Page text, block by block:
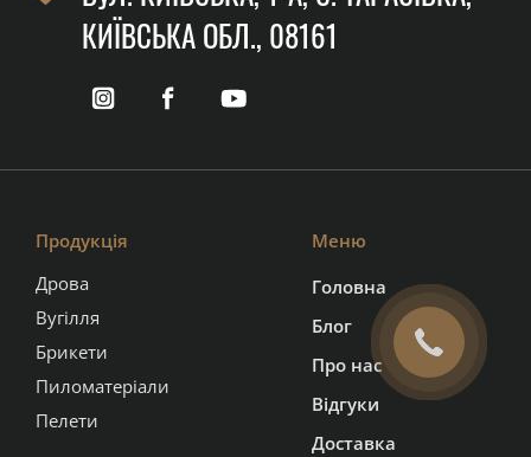
КИЇВСЬКА ОБЛ., 08161
Продукція
Дрова
Вугілля
Брикети
Пиломатеріали
Пелети
Меню
Головна
Блог
Про нас
Відгуки
Доставка